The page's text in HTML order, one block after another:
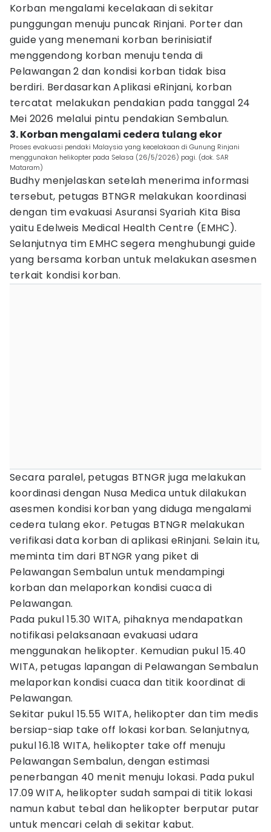
Korban mengalami kecelakaan di sekitar
punggungan menuju puncak Rinjani. Porter dan
guide yang menemani korban berinisiatif
menggendong korban menuju tenda di
Pelawangan 2 dan kondisi korban tidak bisa
berdiri. Berdasarkan Aplikasi eRinjani, korban
tercatat melakukan pendakian pada tanggal 24
Mei 2026 melalui pintu pendakian Sembalun.
3. Korban mengalami cedera tulang ekor
Proses evakuasi pendaki Malaysia yang kecelakaan di Gunung Rinjani
menggunakan helikopter pada Selasa (26/5/2026) pagi. (dok. SAR
Mataram)
Budhy menjelaskan setelah menerima informasi
tersebut, petugas BTNGR melakukan koordinasi
dengan tim evakuasi Asuransi Syariah Kita Bisa
yaitu Edelweis Medical Health Centre (EMHC).
Selanjutnya tim EMHC segera menghubungi guide
yang bersama korban untuk melakukan asesmen
terkait kondisi korban.
Secara paralel, petugas BTNGR juga melakukan
koordinasi dengan Nusa Medica untuk dilakukan
asesmen kondisi korban yang diduga mengalami
cedera tulang ekor. Petugas BTNGR melakukan
verifikasi data korban di aplikasi eRinjani. Selain itu,
meminta tim dari BTNGR yang piket di
Pelawangan Sembalun untuk mendampingi
korban dan melaporkan kondisi cuaca di
Pelawangan.
Pada pukul 15.30 WITA, pihaknya mendapatkan
notifikasi pelaksanaan evakuasi udara
menggunakan helikopter. Kemudian pukul 15.40
WITA, petugas lapangan di Pelawangan Sembalun
melaporkan kondisi cuaca dan titik koordinat di
Pelawangan.
Sekitar pukul 15.55 WITA, helikopter dan tim medis
bersiap-siap take off lokasi korban. Selanjutnya,
pukul 16.18 WITA, helikopter take off menuju
Pelawangan Sembalun, dengan estimasi
penerbangan 40 menit menuju lokasi. Pada pukul
17.09 WITA, helikopter sudah sampai di titik lokasi
namun kabut tebal dan helikopter berputar putar
untuk mencari celah di sekitar kabut.